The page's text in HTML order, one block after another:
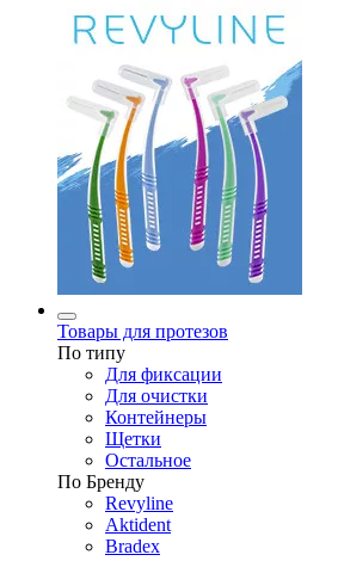
Товары для протезов
По типу
Для фиксации
Для очистки
Контейнеры
Щетки
Остальное
По Бренду
Revyline
Aktident
Bradex